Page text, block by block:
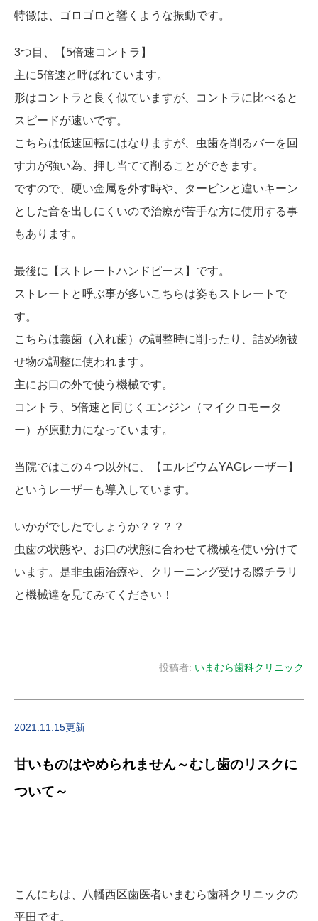
特徴は、ゴロゴロと響くような振動です。
3つ目、【5倍速コントラ】
主に5倍速と呼ばれています。
形はコントラと良く似ていますが、コントラに比べると
スピードが速いです。
こちらは低速回転にはなりますが、虫歯を削るバーを回
す力が強い為、押し当てて削ることができます。
ですので、硬い金属を外す時や、タービンと違いキーン
とした音を出しにくいので治療が苦手な方に使用する事
もあります。
最後に【ストレートハンドピース】です。
ストレートと呼ぶ事が多いこちらは姿もストレートで
す。
こちらは義歯（入れ歯）の調整時に削ったり、詰め物被
せ物の調整に使われます。
主にお口の外で使う機械です。
コントラ、5倍速と同じくエンジン（マイクロモータ
ー）が原動力になっています。
当院ではこの４つ以外に、【エルビウムYAGレーザー】
というレーザーも導入しています。
いかがでしたでしょうか？？？？
虫歯の状態や、お口の状態に合わせて機械を使い分けて
います。是非虫歯治療や、クリーニング受ける際チラリ
と機械達を見てみてください！
投稿者: いまむら歯科クリニック
2021.11.15更新
甘いものはやめられません～むし歯のリスクに
ついて～
こんにちは、八幡西区歯医者いまむら歯科クリニックの
平田です。